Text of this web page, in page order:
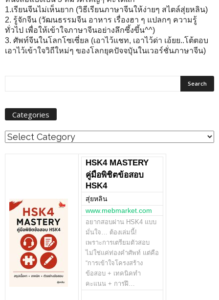
1.เรียนจีนไม่เห็นยาก (วิธีเรียนภาษาจีนให้ง่ายๆ สไตล์สุ่ยหลิน)
2. รู้จักจีน (วัฒนธรรมจีน อาหาร เรื่องฮา ๆ แปลกๆ ความรู้
ทั่วไป เพื่อให้เข้าใจภาษาจีนอย่างลึกซึ้งขึ้น^^)
3. ศัพท์จีนในโลกโซเซี่ยล (เอาไว้แชท, เอาไว้ด่า เอ้ยย..โต้ตอบ
เอาไว้เข้าใจวิถีใหม่ๆ ของโลกยุคปัจจบุันในเวอร์ชั่นภาษาจีน)
Categories
Categories
HSK4 MASTERY
คู่มือพิชิตข้อสอบ
HSK4
สุ่ยหลิน
www.mebmarket.com
อยากสอบผ่าน HSK4 แบบ
มั่นใจ… ต้องเล่มนี้!
เพราะการเตรียมตัวสอบ
ไม่ใช่แค่ท่องคำศัพท์ แต่คือ
“การเข้าใจโครงสร้าง
ข้อสอบ + เทคนิคทำ
คะแนน + การฝึ…